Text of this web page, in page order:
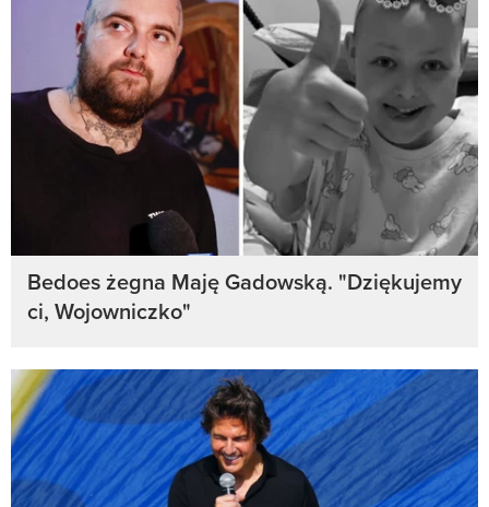
Bedoes żegna Maję Gadowską. "Dziękujemy
ci, Wojowniczko"